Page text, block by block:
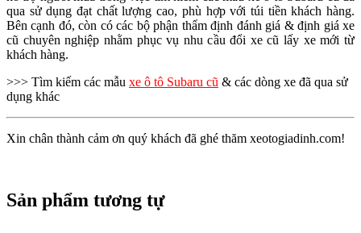
qua sử dụng đạt chất lượng cao, phù hợp với túi tiền khách hàng.
Bên cạnh đó, còn có các bộ phận thẩm định đánh giá & định giá xe
cũ chuyên nghiệp nhằm phục vụ nhu cầu đổi xe cũ lấy xe mới từ
khách hàng.
>>> Tìm kiếm các mẫu xe ô tô Subaru cũ & các dòng xe đã qua sử
dụng khác
Xin chân thành cảm ơn quý khách đã ghé thăm xeotogiadinh.com!
Sản phẩm tương tự